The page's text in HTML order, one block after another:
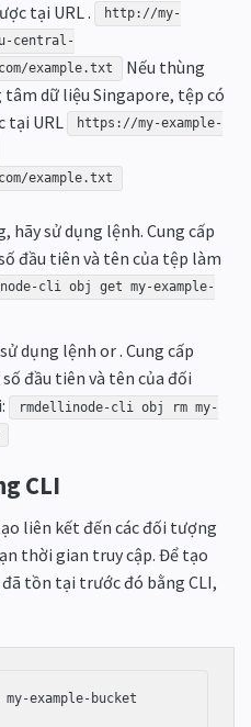
tại URL .
http://my-
central-
example.txt
Nếu thùng
dữ liệu Singapore, tệp có
tại URL
https://my-example-
example.txt
sử dụng lệnh. Cung cấp
đầu tiên và tên của tệp làm
cli obj get my-example-
dụng lệnh or . Cung cấp
đầu tiên và tên của đối
rmdellinode-cli obj rm my-
CLI
liên kết đến các đối tượng
thời gian truy cập. Để tạo
tồn tại trước đó bằng CLI,
example-bucket